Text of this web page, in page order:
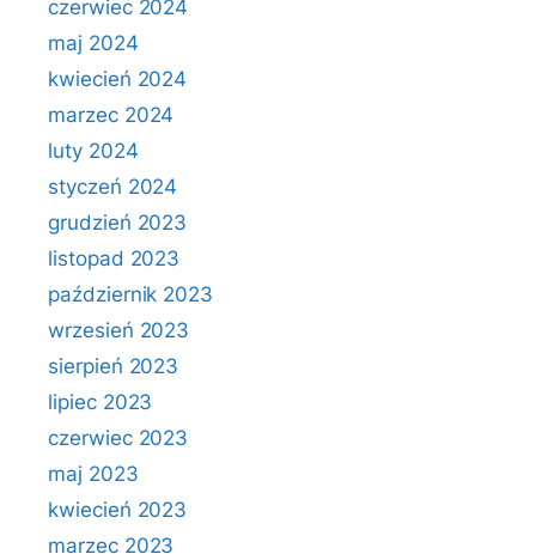
czerwiec 2024
maj 2024
kwiecień 2024
marzec 2024
luty 2024
styczeń 2024
grudzień 2023
listopad 2023
październik 2023
wrzesień 2023
sierpień 2023
lipiec 2023
czerwiec 2023
maj 2023
kwiecień 2023
marzec 2023